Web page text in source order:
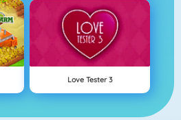
Love Tester 3